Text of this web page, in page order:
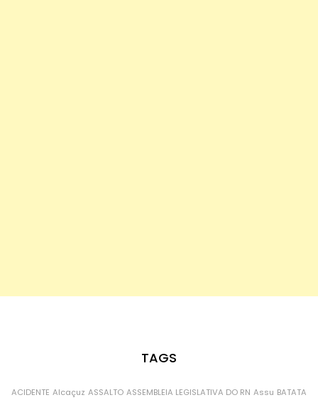
TAGS
ACIDENTE Alcaçuz ASSALTO ASSEMBLEIA LEGISLATIVA DO RN Assu BATATA